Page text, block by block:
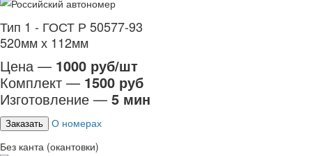
Тип 1 - ГОСТ Р 50577-93
520мм х 112мм
Цена — 1000 руб/шт
Комплект — 1500 руб
Изготовление — 5 мин
Заказать
О номерах
Без канта (окантовки)